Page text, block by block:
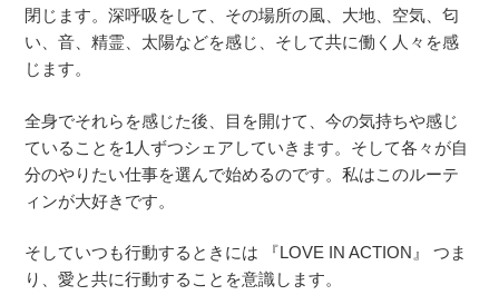
閉じます。深呼吸をして、その場所の風、大地、空気、匂
い、音、精霊、太陽などを感じ、そして共に働く人々を感
じます。
全身でそれらを感じた後、目を開けて、今の気持ちや感じ
ていることを1人ずつシェアしていきます。そして各々が自
分のやりたい仕事を選んで始めるのです。私はこのルーテ
ィンが大好きです。
そしていつも行動するときには 『LOVE IN ACTION』 つま
り、愛と共に行動することを意識します。